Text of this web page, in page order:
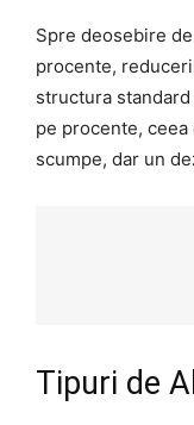
Spre deosebire
procente,
structura
pe procente,
scumpe, dar un
Tipuri de